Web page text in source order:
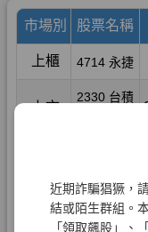
近期詐騙猖獗，
結或陌生群組。
「領取飆股」、